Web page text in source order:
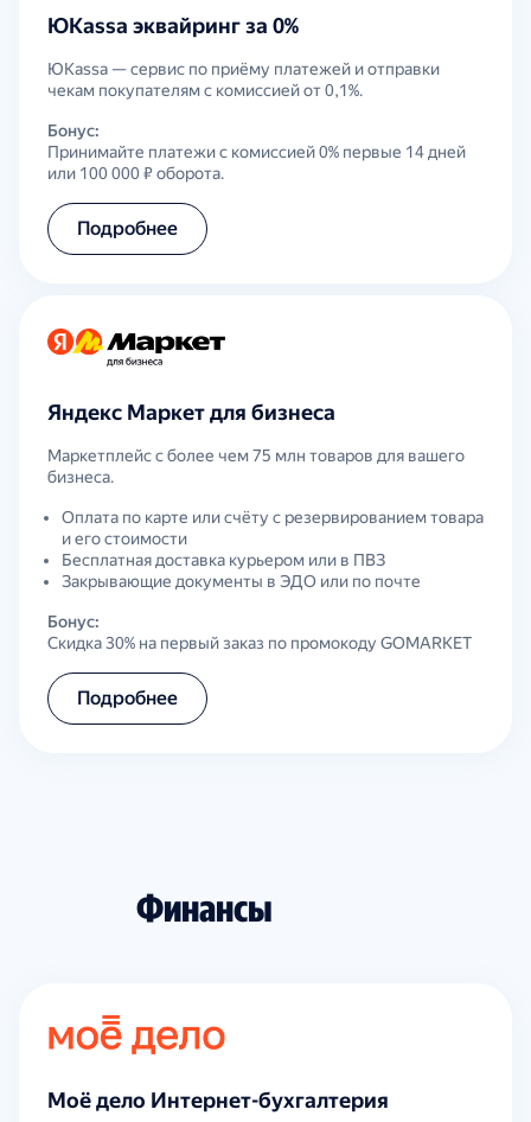
ЮKassa эквайринг за 0%
ЮKassa — сервис по приёму платежей и отправки
чекам покупателям с комиссией от 0,1%.
Бонус:
Принимайте платежи с комиссией 0% первые 14 дней
или 100 000 ₽ оборота.
Подробнее
Яндекс Маркет для бизнеса
Маркетплейс с более чем 75 млн товаров для вашего
бизнеса.
Оплата по карте или счёту с резервированием товара
и его стоимости
Бесплатная доставка курьером или в ПВЗ
Закрывающие документы в ЭДО или по почте
Бонус:
Скидка 30% на первый заказ по промокоду GOMARKET
Подробнее
Финансы
Моё дело Интернет-бухгалтерия